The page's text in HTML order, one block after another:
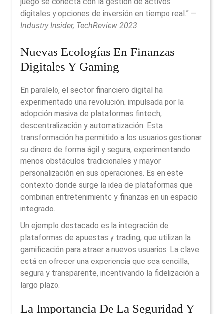
digitales y opciones de inversión en tiempo real.” —
Industry Insider, TechReview 2023
Nuevas Ecologías En Finanzas
Digitales Y Gaming
En paralelo, el sector financiero digital ha
experimentado una revolución, impulsada por la
adopción masiva de plataformas fintech,
descentralización y automatización. Esta
transformación ha permitido a los usuarios gestionar
su dinero de forma ágil y segura, experimentando
menos obstáculos tradicionales y mayor
personalización en sus operaciones. Es en este
contexto donde surge la idea de plataformas que
combinan entretenimiento y finanzas en un espacio
integrado.
Un ejemplo destacado es la integración de
plataformas de apuestas y trading, que utilizan la
gamificación para atraer a nuevos usuarios. La clave
está en ofrecer una experiencia que sea sencilla,
segura y transparente, incentivando la fidelización a
largo plazo.
La Importancia De La Seguridad Y